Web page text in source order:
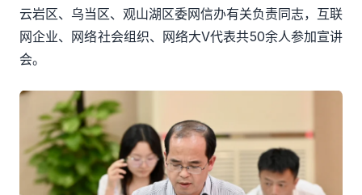
云岩区、乌当区、观山湖区委网信办有关负责同志，互联
网企业、网络社会组织、网络大V代表共50余人参加宣讲
会。